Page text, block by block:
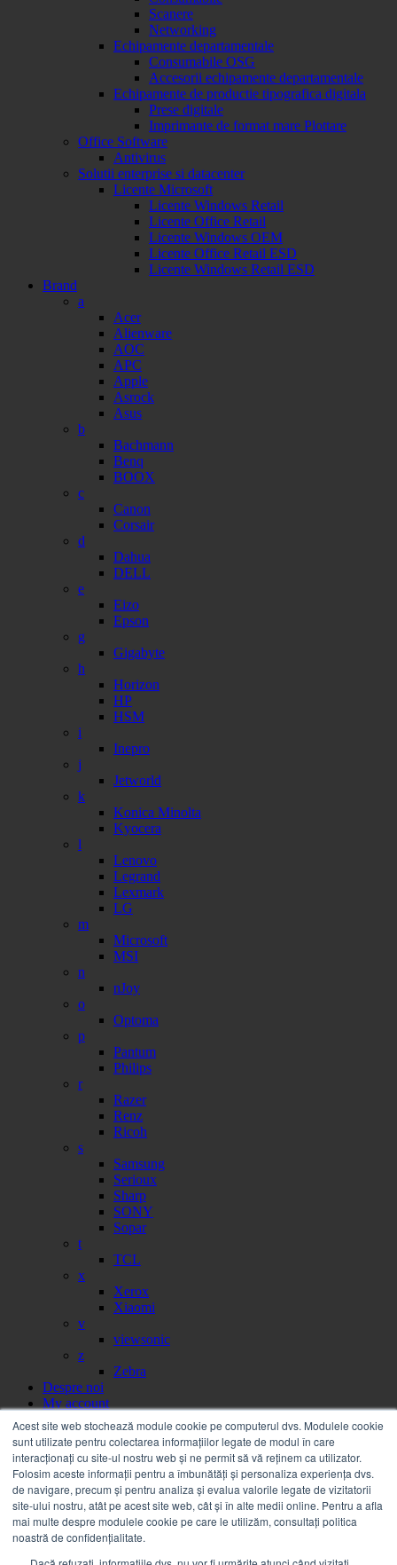
Acest site web stochează module cookie pe computerul dvs. Modulele cookie
sunt utilizate pentru colectarea informațiilor legate de modul în care
interacționați cu site-ul nostru web și ne permit să vă reținem ca utilizator.
Folosim aceste informații pentru a îmbunătăți și personaliza experiența dvs.
de navigare, precum și pentru analiza și evalua valorile legate de vizitatorii
site-ului nostru, atât pe acest site web, cât și în alte medii online. Pentru a afla
mai multe despre modulele cookie pe care le utilizăm, consultați politica
noastră de confidențialitate.
Scanere
Networking
Echipamente departamentale
Consumabile OSG
Accesorii echipamente departamentale
Echipamente de productie tipografica digitala
Prese digitale
Imprimante de format mare Plottare
Office Software
Antivirus
Solutii enterprise si datacenter
Licente Microsoft
Licente Windows Retail
Licente Office Retail
Licente Windows OEM
Licente Office Retail ESD
Licente Windows Retail ESD
Brand
a
Acer
Alienware
AOC
APC
Apple
Asrock
Asus
b
Bachmann
Benq
BOOX
c
Canon
Corsair
d
Dahua
DELL
e
Eizo
Epson
g
Gigabyte
h
Horizon
HP
HSM
i
Inepro
j
Jetworld
k
Konica Minolta
Kyocera
l
Lenovo
Legrand
Lexmark
LG
m
Microsoft
MSI
n
nJoy
o
Optoma
p
Pantum
Philips
r
Razer
Renz
Ricoh
s
Samsung
Serioux
Sharp
SONY
Sopar
t
TCL
x
Xerox
Xiaomi
v
viewsonic
z
Zebra
Despre noi
My account
Partener
Portal facturi
Sesizare
Citire contor
Help
Servicii
Service on call
Estico – Soluții de Print & IT pentru Companii
FSMA – Full Service Maintenance Agreement